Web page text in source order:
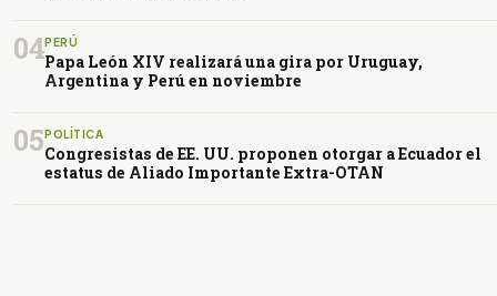
04PERÚ
Papa León XIV realizará una gira por Uruguay,
Argentina y Perú en noviembre
05POLÍTICA
Congresistas de EE. UU. proponen otorgar a Ecuador el
estatus de Aliado Importante Extra-OTAN